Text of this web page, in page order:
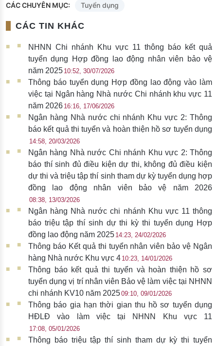
CÁC CHUYÊN MỤC: Tuyển dụng
CÁC TIN KHÁC
NHNN Chi nhánh Khu vực 11 thông báo kết quả
tuyển dụng Hợp đồng lao động nhân viên bảo vệ
năm 2025 10:52, 30/07/2026
Thông báo tuyển dụng Hợp đồng lao động vào làm
việc tại Ngân hàng Nhà nước Chi nhánh khu vực 11
năm 2026 16:16, 17/06/2026
Ngân hàng Nhà nước chi nhánh Khu vực 2: Thông
báo kết quả thi tuyển và hoàn thiện hồ sơ tuyển dụng
14:58, 20/03/2026
Ngân hàng Nhà nước Chi nhánh Khu vực 2: Thông
báo thí sinh đủ điều kiện dự thi, không đủ điều kiện
dự thi và triệu tập thí sinh tham dự kỳ tuyển dụng hợp
đồng lao động nhân viên bảo vệ năm 2026
08:38, 13/03/2026
Ngân hàng Nhà nước chi nhánh Khu vực 11 thông
báo triệu tập thí sinh dự thi kỳ thi tuyển dụng Hợp
đồng lao động năm 2025 14:23, 24/02/2026
Thông báo Kết quả thi tuyển nhân viên bảo vệ Ngân
hàng Nhà nước Khu vực 4 10:23, 14/01/2026
Thông báo kết quả thi tuyển và hoàn thiện hồ sơ
tuyển dụng vị trí nhân viên Bảo vệ làm việc tại NHNN
chi nhánh KV10 năm 202509:10, 09/01/2026
Thông báo gia hạn thời gian thu hồ sơ tuyển dụng
HĐLĐ vào làm việc tại NHNN Khu vực 11
17:08, 05/01/2026
Thông báo triệu tập thí sinh tham dự kỳ thi tuyển